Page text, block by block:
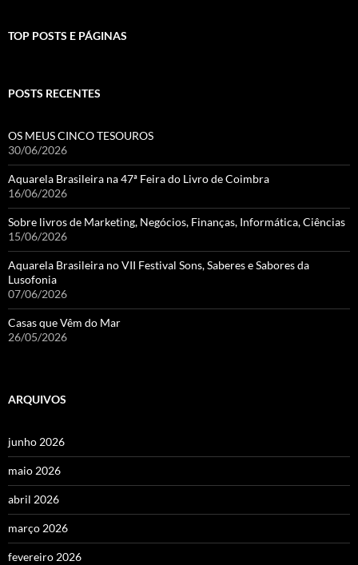
TOP POSTS E PÁGINAS
POSTS RECENTES
OS MEUS CINCO TESOUROS
30/06/2026
Aquarela Brasileira na 47ª Feira do Livro de Coimbra
16/06/2026
Sobre livros de Marketing, Negócios, Finanças, Informática, Ciências
15/06/2026
Aquarela Brasileira no VII Festival Sons, Saberes e Sabores da
Lusofonia
07/06/2026
Casas que Vêm do Mar
26/05/2026
ARQUIVOS
junho 2026
maio 2026
abril 2026
março 2026
fevereiro 2026